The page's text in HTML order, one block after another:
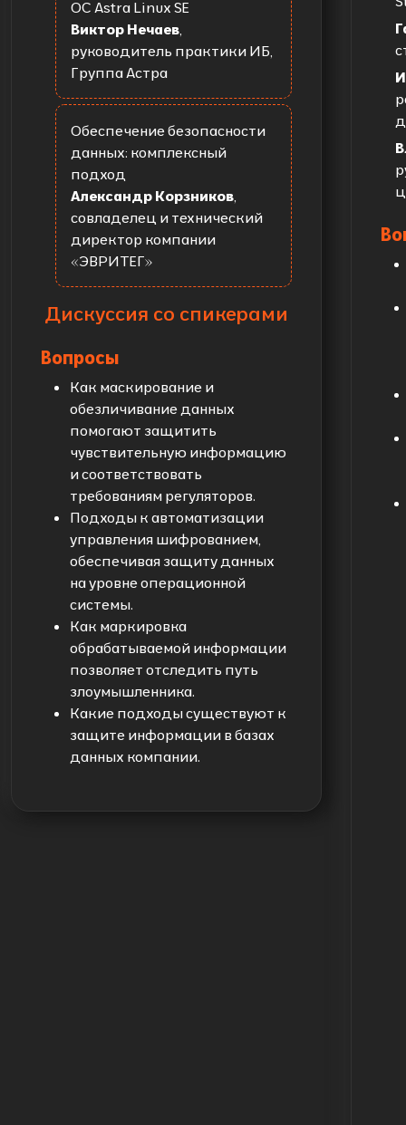
ОС Astra Linux SE
Виктор Нечаев,
руководитель практики ИБ,
Группа Астра
Обеспечение безопасности
данных: комплексный
подход
Александр Корзников,
совладелец и технический
директор компании
«ЭВРИТЕГ»
Дискуссия со спикерами
Вопросы
Как маскирование и
обезличивание данных
помогают защитить
чувствительную информацию
и соответствовать
требованиям регуляторов.
Подходы к автоматизации
управления шифрованием,
обеспечивая защиту данных
на уровне операционной
системы.
Как маркировка
обрабатываемой информации
позволяет отследить путь
злоумышленника.
Какие подходы существуют к
защите информации в базах
данных компании.